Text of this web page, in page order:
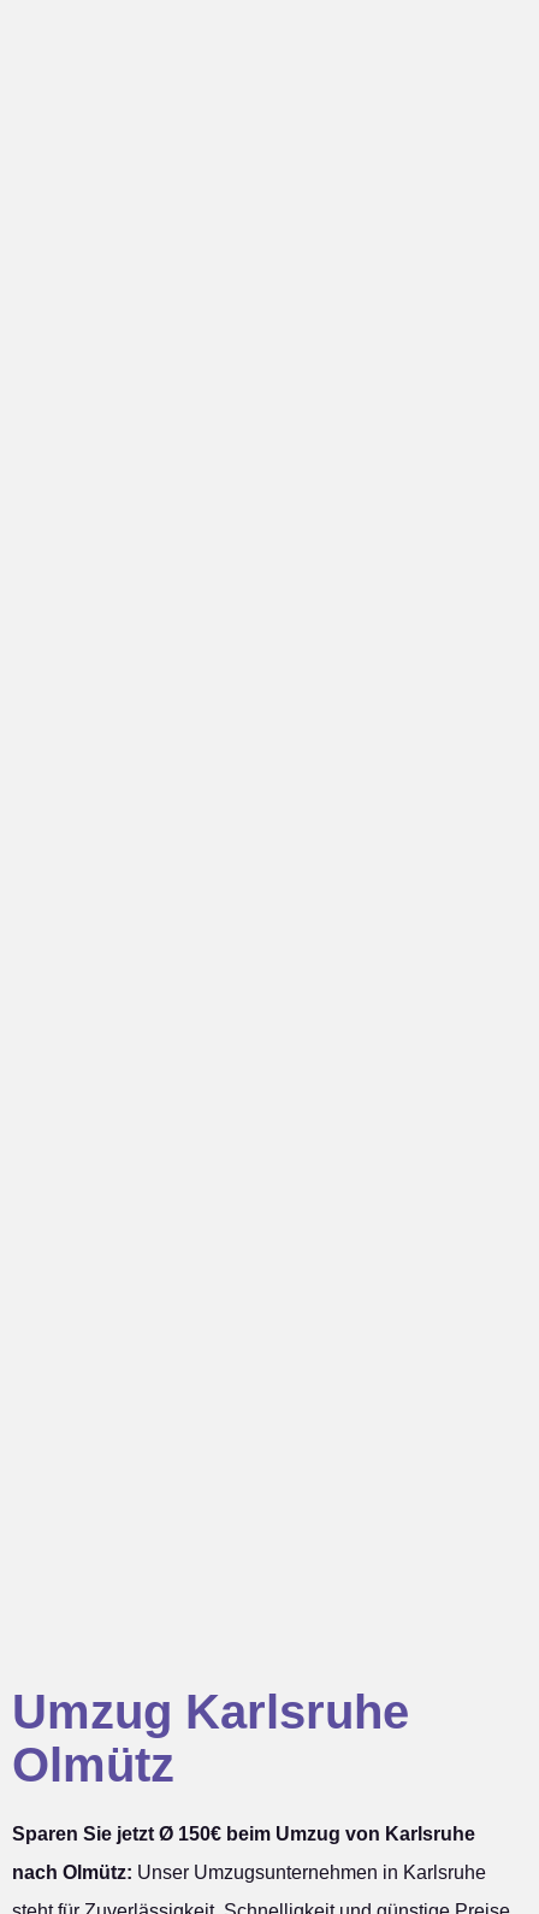
Umzug Karlsruhe
Olmütz
Sparen Sie jetzt Ø 150€ beim Umzug von Karlsruhe
nach Olmütz: Unser Umzugsunternehmen in Karlsruhe